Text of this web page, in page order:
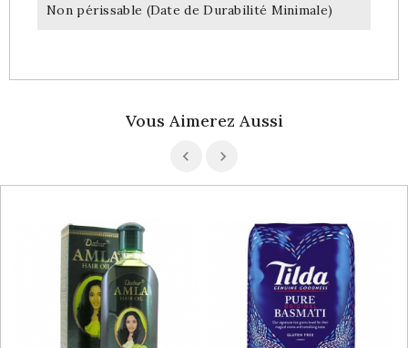
Non périssable (Date de Durabilité Minimale)
Vous Aimerez Aussi